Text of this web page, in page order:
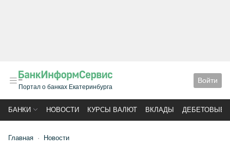
Портал о банках Екатеринбурга
Войти
БАНКИ НОВОСТИ КУРСЫ ВАЛЮТ ВКЛАДЫ ДЕБЕТОВЫЕ
Главная Новости